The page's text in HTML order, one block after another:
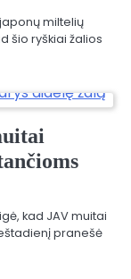
miltelių
šio ryškiai žalios
kad JAV muitai
pranešė